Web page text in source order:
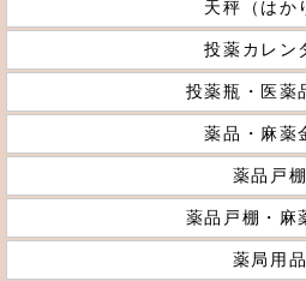
天秤（はか
投薬カレン
投薬瓶・医薬
薬品・麻薬
薬品戸棚
薬品戸棚・麻
薬局用品